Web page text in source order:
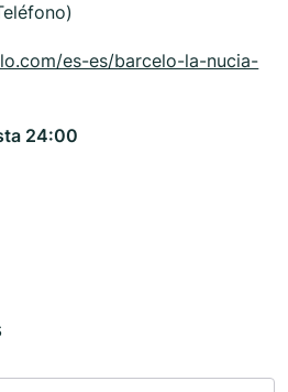
es-es/barcelo-la-nucia-
24:00